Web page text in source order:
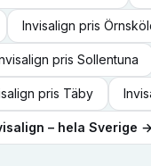
Invisalign pris
pris Sollentuna
pris Täby
– hela Sverige →